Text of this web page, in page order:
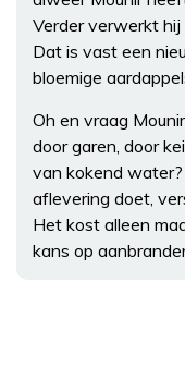
Verder verwerkt hij
Dat is vast een
bloemige
Oh en vraag
door garen, door
van kokend
aflevering doet,
Het kost alleen
kans op